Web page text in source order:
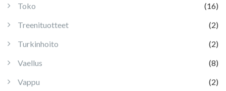
Toko
(16)
Treenituotteet
(2)
Turkinhoito
(2)
Vaellus
(8)
Vappu
(2)